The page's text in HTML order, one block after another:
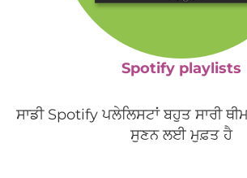
Spotify playlists
ਸਾਡੀ Spotify ਪਲੇਲਿਸਟਾਂ ਬਹੁਤ ਸਾਰੀ
ਸੁਣਨ ਲਈ ਮੁਫ਼ਤ ਹੈ